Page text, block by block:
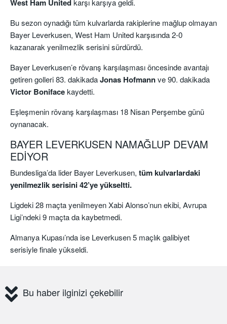
West Ham Unitedkarşı karşıya geldi.
Bu sezon oynadığı tüm kulvarlarda rakiplerine mağlup olmayan
Bayer Leverkusen, West Ham United karşısında 2-0
kazanarak yenilmezlik serisini sürdürdü.
Bayer Leverkusen’e rövanş karşılaşması öncesinde avantajı
getiren golleri 83. dakikadaJonas Hofmannve 90. dakikada
Victor Bonifacekaydetti.
Eşleşmenin rövanş karşılaşması 18 Nisan Perşembe günü
oynanacak.
BAYER LEVERKUSEN NAMAĞLUP DEVAM
EDİYOR
Bundesliga’da lider Bayer Leverkusen, tüm kulvarlardaki
yenilmezlik serisini 42’ye yükseltti.
Ligdeki 28 maçta yenilmeyen Xabi Alonso’nun ekibi, Avrupa
Ligi’ndeki 9 maçta da kaybetmedi.
Almanya Kupası’nda ise Leverkusen 5 maçlık galibiyet
serisiyle finale yükseldi.
Bu haber ilginizi çekebilir